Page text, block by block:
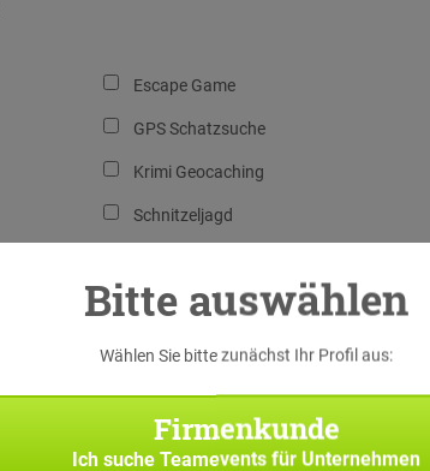
Escape Game
GPS Schatzsuche
Krimi Geocaching
Schnitzeljagd
Bitte auswählen
Wählen Sie bitte zunächst Ihr Profil aus:
Firmenkunde
Ich suche Teamevents für Unternehmen